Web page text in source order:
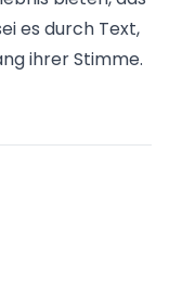
es durch Text,
ihrer Stimme.